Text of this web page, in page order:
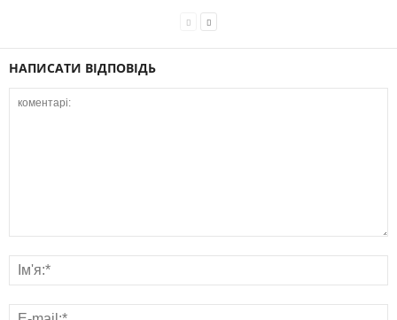
НАПИСАТИ ВІДПОВІДЬ